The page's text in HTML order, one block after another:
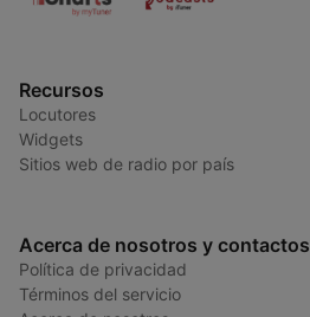
Recursos
Locutores
Widgets
Sitios web de radio por país
Acerca de nosotros y contactos
Política de privacidad
Términos del servicio